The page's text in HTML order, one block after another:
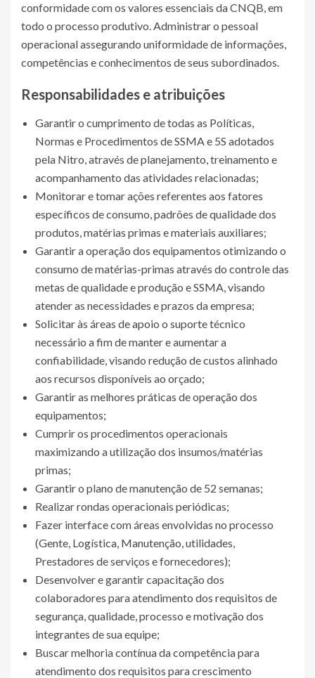
conformidade com os valores essenciais da CNQB, em
todo o processo produtivo. Administrar o pessoal
operacional assegurando uniformidade de informações,
competências e conhecimentos de seus subordinados.
Responsabilidades e atribuições
Garantir o cumprimento de todas as Políticas,
Normas e Procedimentos de SSMA e 5S adotados
pela Nitro, através de planejamento, treinamento e
acompanhamento das atividades relacionadas;
Monitorar e tomar ações referentes aos fatores
específicos de consumo, padrões de qualidade dos
produtos, matérias primas e materiais auxiliares;
Garantir a operação dos equipamentos otimizando o
consumo de matérias-primas através do controle das
metas de qualidade e produção e SSMA, visando
atender as necessidades e prazos da empresa;
Solicitar às áreas de apoio o suporte técnico
necessário a fim de manter e aumentar a
confiabilidade, visando redução de custos alinhado
aos recursos disponíveis ao orçado;
Garantir as melhores práticas de operação dos
equipamentos;
Cumprir os procedimentos operacionais
maximizando a utilização dos insumos/matérias
primas;
Garantir o plano de manutenção de 52 semanas;
Realizar rondas operacionais periódicas;
Fazer interface com áreas envolvidas no processo
(Gente, Logística, Manutenção, utilidades,
Prestadores de serviços e fornecedores);
Desenvolver e garantir capacitação dos
colaboradores para atendimento dos requisitos de
segurança, qualidade, processo e motivação dos
integrantes de sua equipe;
Buscar melhoria contínua da competência para
atendimento dos requisitos para crescimento